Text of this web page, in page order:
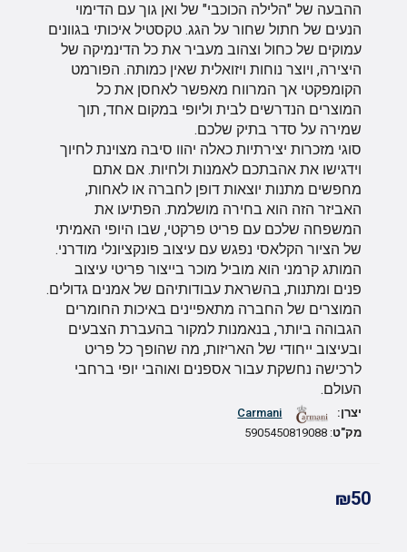
ההבעה של "הלילה הכוכבי" של ואן גוך עם הדימוי
הנעים של חתול שחור על הגג. טקסטיל איכותי בגוונים
עמוקים של כחול וצהוב מעביר את כל הדינמיקה של
היצירה, ויוצר נוחות ויזואלית שאין כמותה. הפורמט
הקומפקטי אך המרווח מאפשר לאחסן את כל
המוצרים הנדרשים לבית וליופי במקום אחד, תוך
שמירה על סדר בתיק שלכם.
סוגי מזכרות יצירתיות כאלה יהוו סיבה מצוינת לחיוך
וידגישו את אהבתכם לאמנות ולחיות. אם אתם
מחפשים מתנות יוצאות דופן לחברה או לאחות,
האביזר הזה הוא בחירה מושלמת. הפתיעו את
המשפחה שלכם עם פריט פרקטי, שבו היופי האמיתי
של הציור הקלאסי נפגש עם עיצוב פונקציונלי מודרני.
המותג קרמני הוא מוביל מוכר בייצור פריטי עיצוב
פנים ומתנות, בהשראת עבודותיהם של אמנים גדולים.
המוצרים של החברה מתאפיינים באיכות החומרים
הגבוהה ביותר, בנאמנות למקור בהעברת הצבעים
ובעיצוב ייחודי של האריזות, מה שהופך כל פריט
לרכישה נחשקת עבור אספנים ואוהבי יופי ברחבי
העולם.
יצרן:
Carmani
מק"ט: 5905450819088
₪50